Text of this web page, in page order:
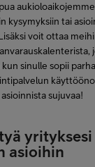
kysymyksiin tai
voit ottaa
sinulle sopii
sujuvaa!
asioihin